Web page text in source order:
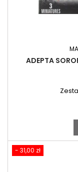
ADEPTA
- 31,00 zł